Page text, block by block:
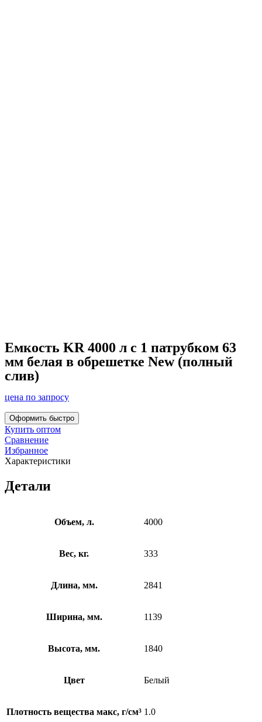
Емкость KR 4000 л с 1 патрубком 63
мм белая в обрешетке New (полный
слив)
цена по запросу
Оформить быстро
Купить оптом
Сравнение
Избранное
Характеристики
Детали
Объем, л. 4000
Вес, кг. 333
Длина, мм. 2841
Ширина, мм. 1139
Высота, мм. 1840
Цвет Белый
Плотность вещества макс, г/см³ 1.0